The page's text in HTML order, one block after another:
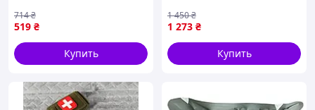
38х95 см CAT
CombatApplicationTourniquet
DBUY Кровоспинний
519 ₴
714₴
Купить
1 273 ₴
1 450₴
Купить